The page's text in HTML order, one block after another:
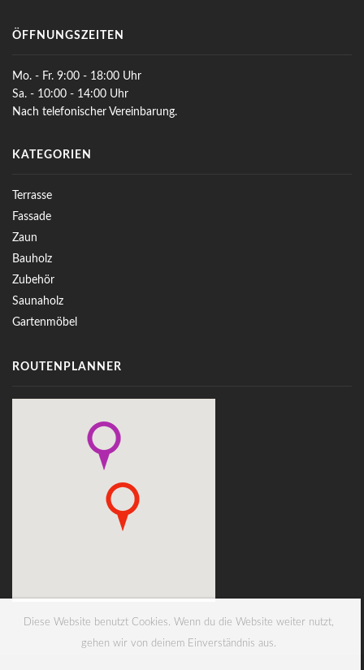
Diese Website benutzt Cookies. Wenn du die Website weiter nutzt,
gehen wir von deinem Einverständnis aus.
ÖFFNUNGSZEITEN
Mo. - Fr. 9:00 - 18:00 Uhr
Sa. - 10:00 - 14:00 Uhr
Nach telefonischer Vereinbarung.
KATEGORIEN
Terrasse
Fassade
Zaun
Bauholz
Zubehör
Saunaholz
Gartenmöbel
ROUTENPLANNER